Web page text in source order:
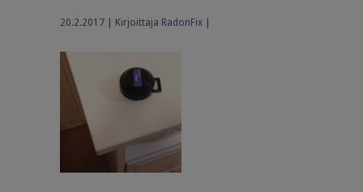
20.2.2017 | Kirjoittaja RadonFix